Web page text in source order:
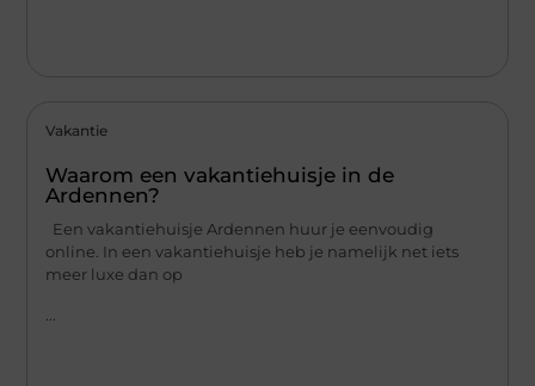
Vakantie
Waarom een vakantiehuisje in de
Ardennen?
Een vakantiehuisje Ardennen huur je eenvoudig
online. In een vakantiehuisje heb je namelijk net iets
meer luxe dan op